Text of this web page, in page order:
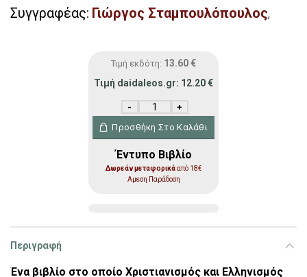
Συγγραφέας: Γιώργος Σταμπουλόπουλος,
Τιμή εκδότη: 13.60 €
Τιμή daidaleos.gr: 12.20€
Δύο Ήλιοι στον Ουρανό ποσότητα
Προσθήκη Στο Καλάθι
Έντυπο Βιβλίο
Δωρεάν μεταφορικάαπό 18€
Αμεση Παράδοση
Περιγραφή
Ένα βιβλίο στο οποίο Χριστιανισμός και Ελληνισμός